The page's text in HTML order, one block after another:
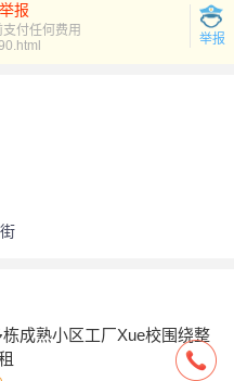
报
付任何费用
举报
成熟小区工厂Xue校围绕整